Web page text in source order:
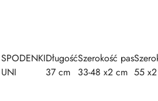
SPODENKIDługośćSzerokość pas
UNI
37 cm 33-48 x2 cm 55